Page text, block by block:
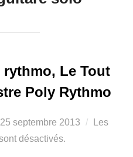
Le Tout
Poly Rythmo
25 septembre 2013
Les
désactivés.